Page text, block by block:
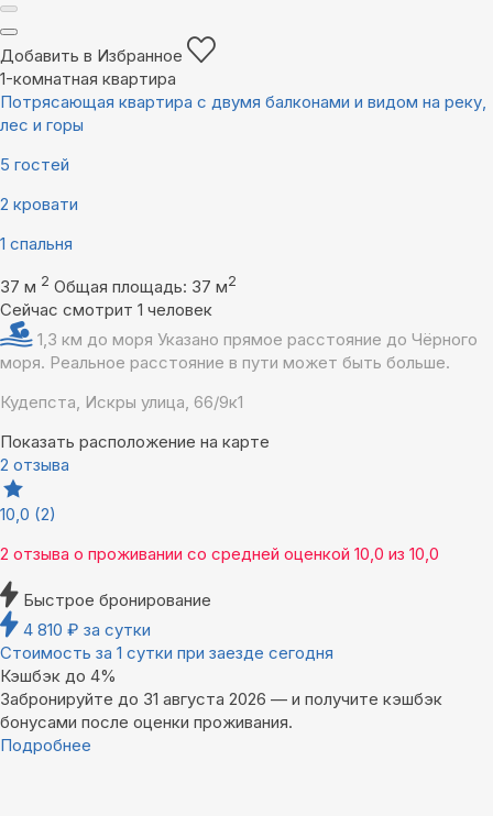
Добавить в Избранное
1-комнатная квартира
Потрясающая квартира с двумя балконами и видом на реку,
лес и горы
5 гостей
2 кровати
1 спальня
37 м 2 Общая площадь: 37 м2
Сейчас смотрит 1 человек
1,3 км до моря Указано прямое расстояние до Чёрного
моря. Реальное расстояние в пути может быть больше.
Кудепста, Искры улица, 66/9к1
Показать расположение на карте
2 отзыва
10,0 (2)
2 отзыва о проживании со средней оценкой 10,0 из 10,0
Быстрое бронирование
4 810 ₽ за сутки
Стоимость за 1 сутки при заезде сегодня
Кэшбэк до 4%
Забронируйте до 31 августа 2026 — и получите кэшбэк
бонусами после оценки проживания.
Подробнее